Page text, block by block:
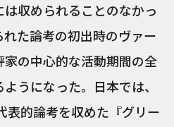
収められることのなかっ
た論考の初出時のヴァー
の中心的な活動期間の全
うになった。日本では、
表的論考を収めた『グリー